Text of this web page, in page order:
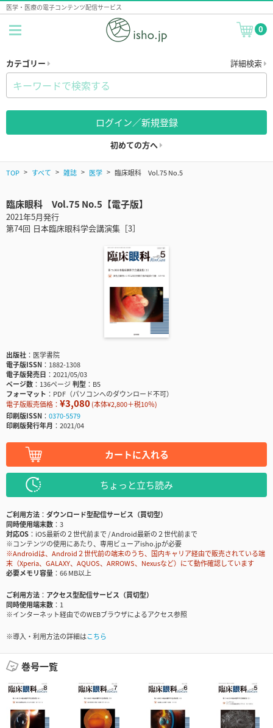
医学・医療の電子コンテンツ配信サービス
0
カテゴリー 詳細検索
ログイン／新規登録
初めての方へ
TOP すべて 雑誌 医学 臨床眼科 Vol.75 No.5
臨床眼科 Vol.75 No.5【電子版】
2021年5月発行
第74回 日本臨床眼科学会講演集［3］
出版社
医学書院
電子版ISSN
1882-1308
電子版発売日
2021/05/03
ページ数
136ページ判型
B5
フォーマット
PDF（パソコンへのダウンロード不可）
電子版販売価格： ¥3,080(本体¥2,800＋税10％)
印刷版ISSN
0370-5579
印刷版発行年月
2021/04
カートに入れる
ちょっと立ち読み
ご利用方法
ダウンロード型配信サービス（買切型）
同時使用端末数
3
対応OS
iOS最新の２世代前まで / Android最新の２世代前まで
※コンテンツの使用にあたり、専用ビューアisho.jpが必要
※Androidは、Android２世代前の端末のうち、国内キャリア経由で販売されている端
末（Xperia、GALAXY、AQUOS、ARROWS、Nexusなど）にて動作確認しています
必要メモリ容量
66 MB以上
ご利用方法
アクセス型配信サービス（買切型）
同時使用端末数
1
※インターネット経由でのWEBブラウザによるアクセス参照
※導入・利用方法の詳細はこちら
巻号一覧